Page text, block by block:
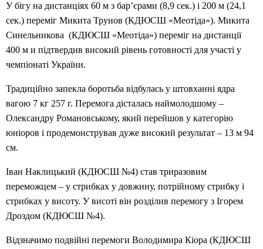
У бігу на дистанціях 60 м з бар’єрами (8,9 сек.) і 200 м (24,1
сек.) переміг Микита Трунов (КДЮСШ «Меотіда»). Микита
Синельникова (КДЮСШ «Меотіда») переміг на дистанції
400 м и підтвердив високий рівень готовності для участі у
чемпіонаті України.
Традиційно запекла боротьба відбулась у штовханні ядра
вагою 7 кг 257 г. Перемога дісталась наймолодшому –
Олександру Романовському, який перейшов у категорію
юніоров і продемонстрував дуже високий результат – 13 м 94
см.
Іван Наклицький (КДЮСШ №4) став триразовим
переможцем – у стрибках у довжину, потрійному стрибку і
стрибках у висоту. У висоті він розділив перемогу з Ігорем
Дроздом (КДЮСШ №4).
Відзначимо подвійні перемоги Володимира Кіора (КДЮСШ